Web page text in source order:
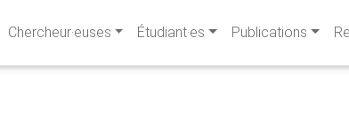
Chercheur·euses Étudiant·es Publications